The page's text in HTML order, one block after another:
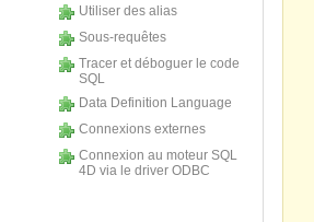
Utiliser des alias
Sous-requêtes
Tracer et déboguer le code
SQL
Data Definition Language
Connexions externes
Connexion au moteur SQL
4D via le driver ODBC